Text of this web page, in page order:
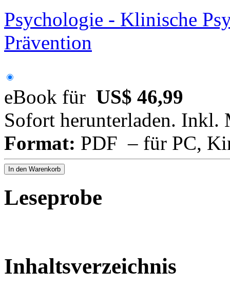
Psychologie - Klinische
Prävention
eBook für US$ 46,99
Sofort herunterladen. Inkl.
Format: PDF – für PC,
In den Warenkorb
Leseprobe
Inhaltsverzeichnis